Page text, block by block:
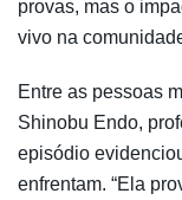
provas, mas o
vivo na
Entre as pessoas
Shinobu Endo,
episódio
enfrentam. “Ela